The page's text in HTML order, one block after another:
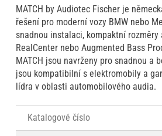
MATCH by Audiotec Fischer je
řešení pro moderní vozy BMW nebo
snadnou instalaci, kompaktní
RealCenter nebo Augmented Bass
MATCH jsou navrženy pro snadnou
jsou kompatibilní s elektromobily a
lídra v oblasti automobilového audia.
Katalogové číslo